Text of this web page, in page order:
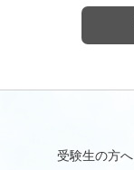
受験生の方へ